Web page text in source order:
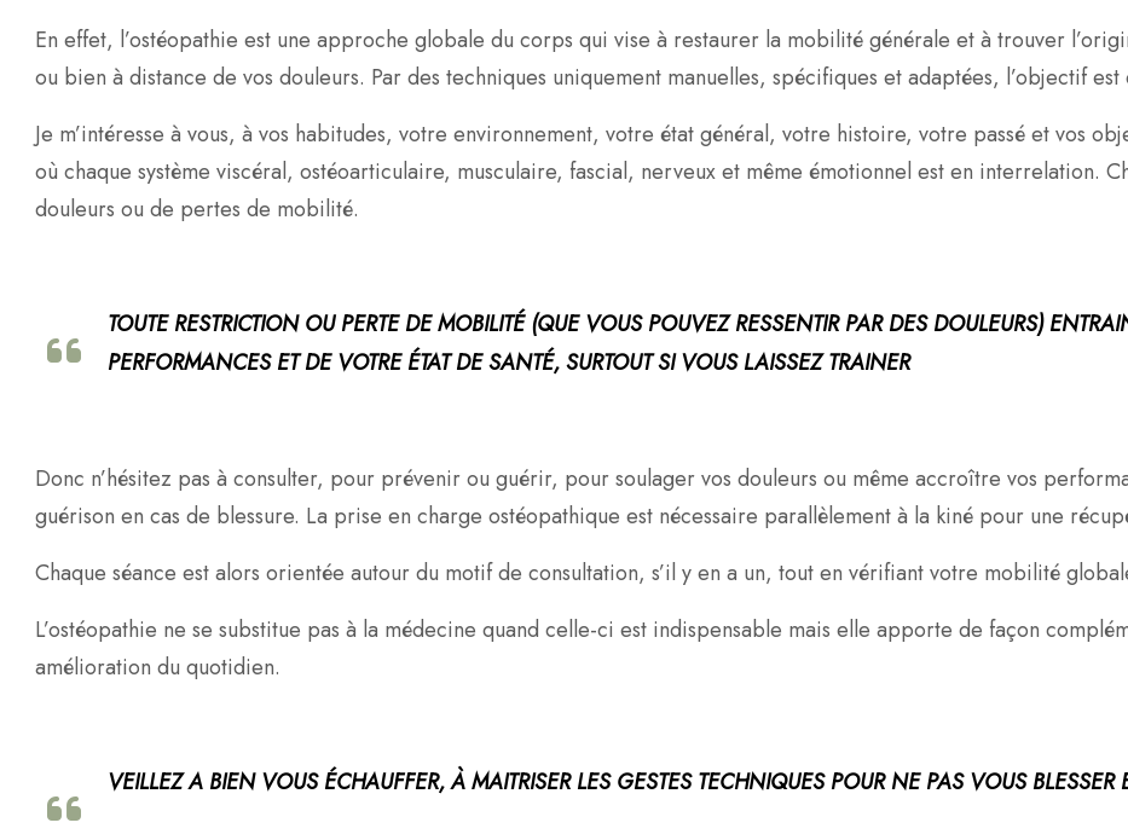
En effet, l’ostéopathie est une approche globale du corps qui vise à restaurer la mobilité générale et à trouver
ou bien à distance de vos douleurs. Par des techniques uniquement manuelles, spécifiques et adaptées, l’objectif
Je m’intéresse à vous, à vos habitudes, votre environnement, votre état général, votre histoire, votre passé et vos
où chaque système viscéral, ostéoarticulaire, musculaire, fascial, nerveux et même émotionnel est en interrelation.
douleurs ou de pertes de mobilité.
TOUTE RESTRICTION OU PERTE DE MOBILITÉ (QUE VOUS POUVEZ RESSENTIR PAR DES DOULEURS)
PERFORMANCES ET DE VOTRE ÉTAT DE SANTÉ, SURTOUT SI VOUS LAISSEZ TRAINER
Donc n’hésitez pas à consulter, pour prévenir ou guérir, pour soulager vos douleurs ou même accroître vos
guérison en cas de blessure. La prise en charge ostéopathique est nécessaire parallèlement à la kiné pour une
Chaque séance est alors orientée autour du motif de consultation, s’il y en a un, tout en vérifiant votre mobilité
L’ostéopathie ne se substitue pas à la médecine quand celle-ci est indispensable mais elle apporte de façon
amélioration du quotidien.
VEILLEZ A BIEN VOUS ÉCHAUFFER, À MAITRISER LES GESTES TECHNIQUES POUR NE PAS VOUS